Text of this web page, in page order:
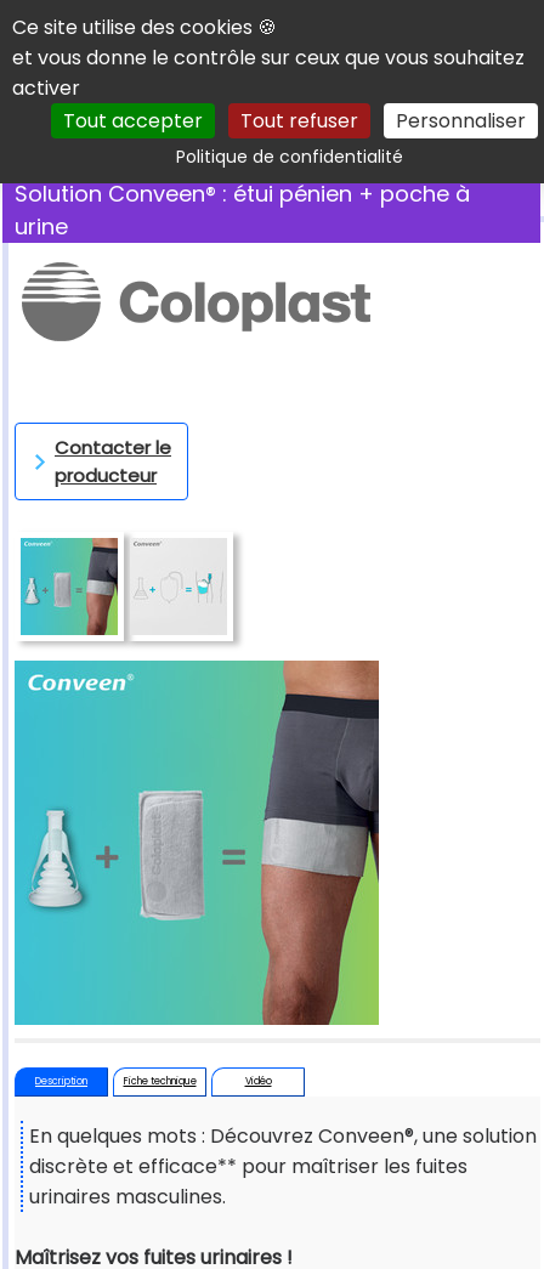
Panneau de gestion des cookies
Ce site utilise des cookies 🍪
et vous donne le contrôle sur ceux que vous souhaitez
activer
Tout accepter
Tout refuser Personnaliser
Politique de confidentialitéRechercher
Solution Conveen® : étui pénien + poche à
urine
Contacter le
producteur
Description Fiche technique Vidéo
En quelques mots : Découvrez Conveen®, une solution
discrète et efficace** pour maîtriser les fuites
urinaires masculines.
Maîtrisez vos fuites urinaires !